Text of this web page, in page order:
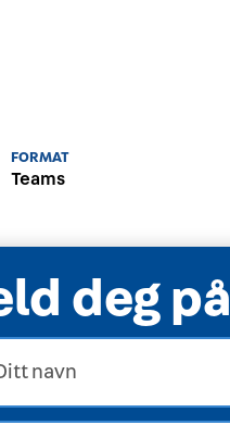
FORMAT
Teams
deg